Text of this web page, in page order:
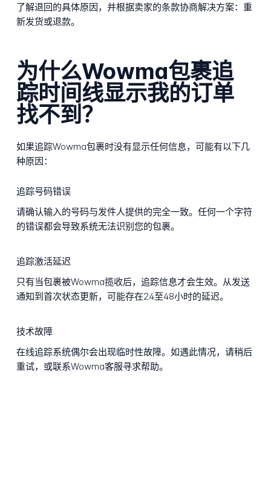
了解退回的具体原因，并根据卖家的条款协商解决方案：重
新发货或退款。
为什么Wowma包裹追
踪时间线显示我的订单
找不到？
如果追踪Wowma包裹时没有显示任何信息，可能有以下几
种原因：
追踪号码错误
请确认输入的号码与发件人提供的完全一致。任何一个字符
的错误都会导致系统无法识别您的包裹。
追踪激活延迟
只有当包裹被Wowma揽收后，追踪信息才会生效。从发送
通知到首次状态更新，可能存在24至48小时的延迟。
技术故障
在线追踪系统偶尔会出现临时性故障。如遇此情况，请稍后
重试，或联系Wowma客服寻求帮助。